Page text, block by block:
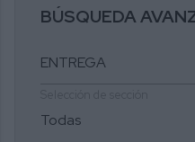
BÚSQUEDA